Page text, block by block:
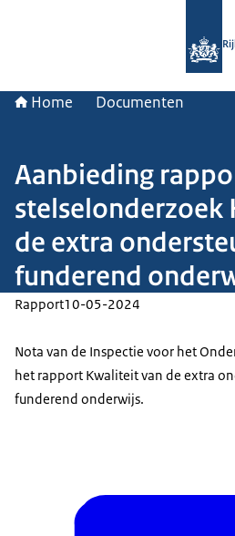
Home Documenten
Aanbieding
stelselonderzoek
de extra
funderend
Rapport10-05-2024
Nota van de Inspectie voor het
het rapport Kwaliteit van de extra
funderend onderwijs.